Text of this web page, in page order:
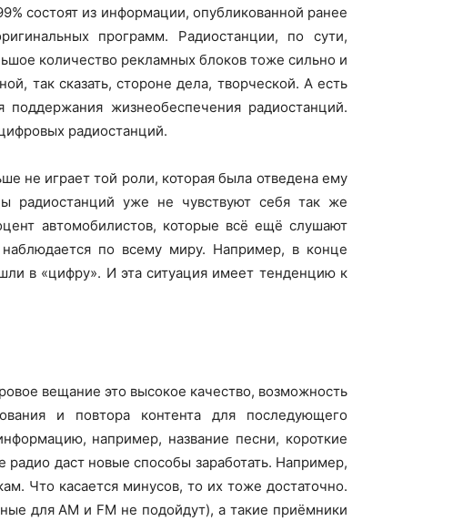
состоят из информации, опубликованной ранее
программ. Радиостанции, по сути,
количество рекламных блоков тоже сильно и
так сказать, стороне дела, творческой. А есть
жизнеобеспечения радиостанций.
радиостанций.
не играет той роли, которая была отведена ему
радиостанций уже не чувствуют себя так же
автомобилистов, которые всё ещё слушают
по всему миру. Например, в конце
в «цифру». И эта ситуация имеет тенденцию к
вещание это высокое качество, возможность
и повтора контента для последующего
например, название песни, короткие
радио даст новые способы заработать. Например,
Что касается минусов, то их тоже достаточно.
для AM и FM не подойдут), а такие приёмники